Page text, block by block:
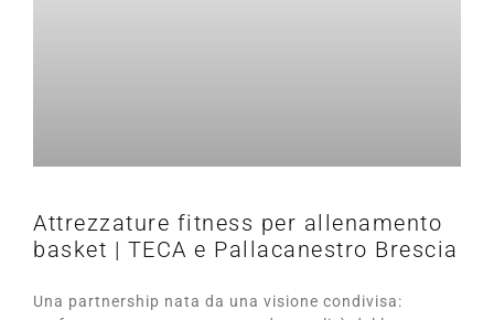
Attrezzature fitness per allenamento
basket | TECA e Pallacanestro Brescia
Una partnership nata da una visione condivisa: